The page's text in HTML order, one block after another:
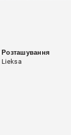
Розташування
Lieksa